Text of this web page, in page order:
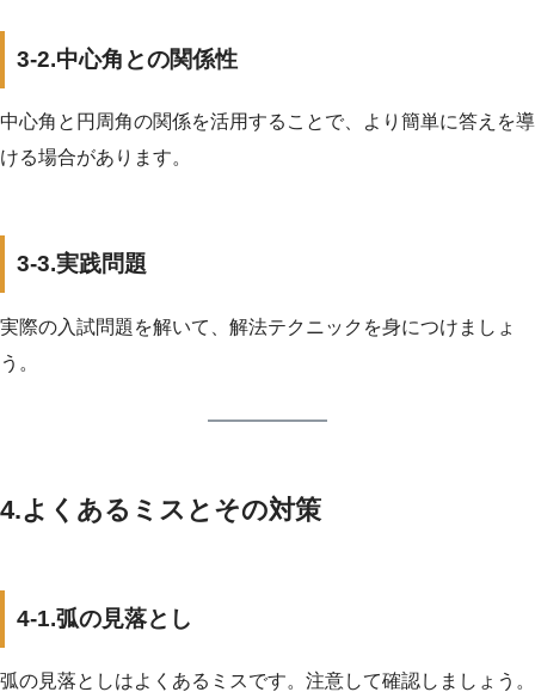
3-2.中心角との関係性
中心角と円周角の関係を活用することで、より簡単に答えを導
ける場合があります。
3-3.実践問題
実際の入試問題を解いて、解法テクニックを身につけましょ
う。
4.よくあるミスとその対策
4-1.弧の見落とし
弧の見落としはよくあるミスです。注意して確認しましょう。